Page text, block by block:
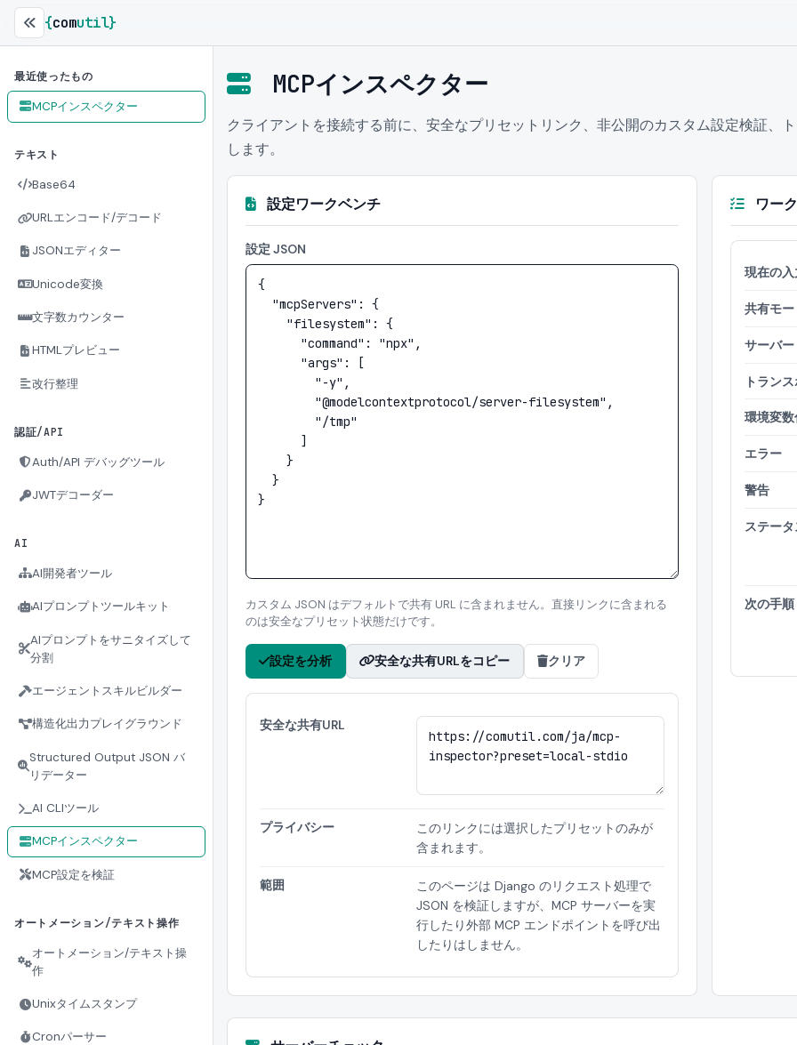
{comutil}
最近使ったもの
MCPインスペクター
テキスト
Base64
URLエンコード/デコード
JSONエディター
Unicode変換
文字数カウンター
HTMLプレビュー
改行整理
認証/API
Auth/API デバッグツール
JWTデコーダー
AI
AI開発者ツール
AIプロンプトツールキット
AIプロンプトをサニタイズして
分割
エージェントスキルビルダー
構造化出力プレイグラウンド
Structured Output JSON バ
リデーター
AI CLIツール
MCPインスペクター
MCP設定を検証
オートメーション/テキスト操作
オートメーション/テキスト操
作
Unixタイムスタンプ
Cronパーサー
MCPインスペクター
クライアントを接続する前に、安全なプリセットリンク、非公開のカスタム設定検証、
します。
設定ワークベンチ
設定 JSON
カスタム JSON はデフォルトで共有 URL に含まれません。直接リンクに含まれる
のは安全なプリセット状態だけです。
設定を分析 安全な共有URLをコピー クリア
安全な共有URL
プライバシー
このリンクには選択したプリセットのみが
含まれます。
範囲
このページは Django のリクエスト処理で
JSON を検証しますが、MCP サーバーを実
行したり外部 MCP エンドポイントを呼び出
したりはしません。
ワー
現在の
共有モー
サーバー
トラン
環境変
エラー
警告
ステータ
次の手順